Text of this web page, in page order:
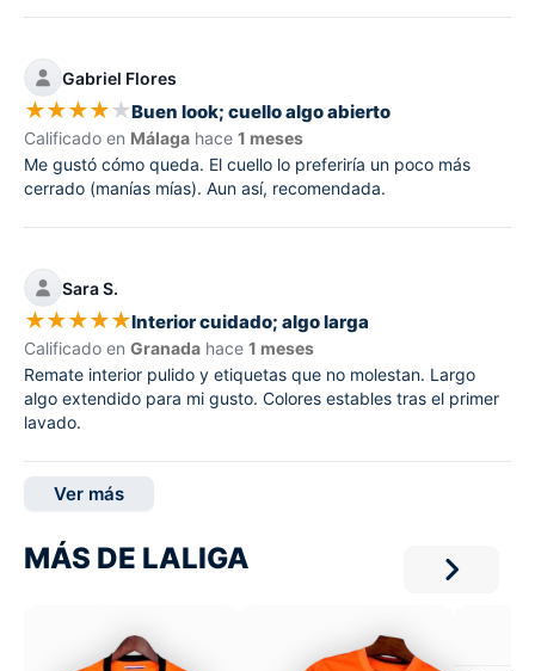
Gabriel Flores
★★★★★Buen look; cuello algo abierto
Calificado en Málaga hace 1 meses
Me gustó cómo queda. El cuello lo preferiría un poco más
cerrado (manías mías). Aun así, recomendada.
Sara S.
★★★★★Interior cuidado; algo larga
Calificado en Granada hace 1 meses
Remate interior pulido y etiquetas que no molestan. Largo
algo extendido para mi gusto. Colores estables tras el primer
lavado.
Ver más
MÁS DE LALIGA